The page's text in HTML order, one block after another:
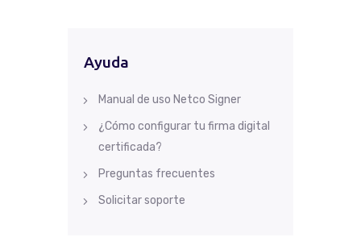
Ayuda
Manual de uso Netco Signer
¿Cómo configurar tu firma digital
certificada?
Preguntas frecuentes
Solicitar soporte